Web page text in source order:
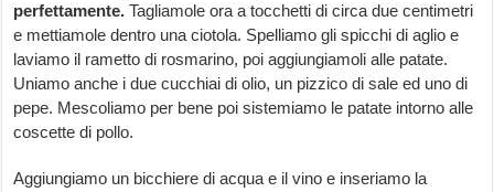
perfettamente. Tagliamole ora a tocchetti di circa due centimetri
e mettiamole dentro una ciotola. Spelliamo gli spicchi di aglio e
laviamo il rametto di rosmarino, poi aggiungiamoli alle patate.
Uniamo anche i due cucchiai di olio, un pizzico di sale ed uno di
pepe. Mescoliamo per bene poi sistemiamo le patate intorno alle
coscette di pollo.
Aggiungiamo un bicchiere di acqua e il vino e inseriamo la